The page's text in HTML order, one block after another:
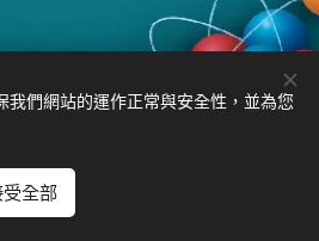
Webnode
們網站的運作正常與安全性，並為您
全部